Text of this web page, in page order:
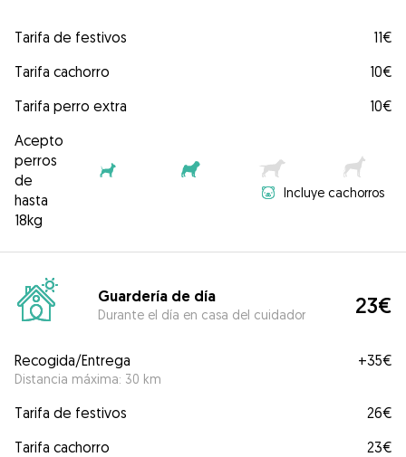
Tarifa de festivos
11€
Tarifa cachorro
10€
Tarifa perro extra
10€
Acepto
perros
de
hasta
18kg
Incluye cachorros
Guardería de día
Durante el día en casa del cuidador 23€
Recogida/Entrega
Distancia máxima: 30 km
+35€
Tarifa de festivos
26€
Tarifa cachorro
23€